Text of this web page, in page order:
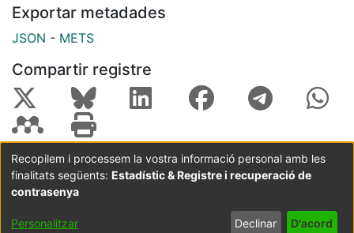
Exportar metadades
JSON - METS
Compartir registre
Coordinació:CRAI UB Avís legal
Metadades
subjectes a:
Configuració
de cookies
privadesa
Recopilem i processem la vostra informació personal amb les
finalitats següents: Estadístic & Registre i recuperació de
contrasenya
Personalitzar Declinar D'acord